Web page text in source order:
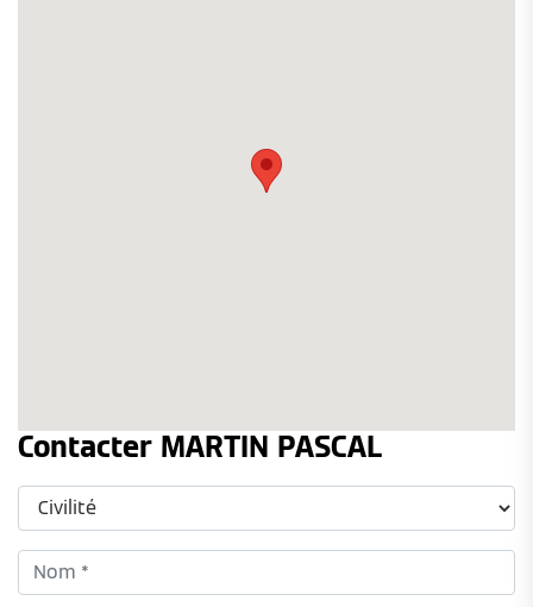
Contacter MARTIN PASCAL